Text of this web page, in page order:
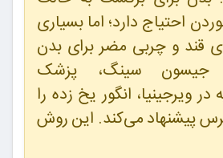
احتیاج دارد؛ اما بسیاری
قند و چربی مضر برای بدن
جیسون سینگ، پزشک
ویرجینیا، انگور یخ زده را
پیشنهاد می‌کند. این روش